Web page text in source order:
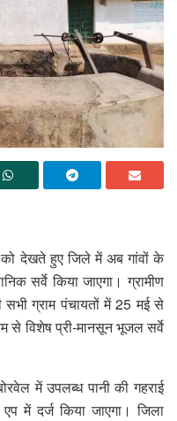
को देखते हुए जिले में अब गांवों के
सर्वे किया जाएगा। ग्रामीण
सभी ग्राम पंचायतों में 25 मई से
से विशेष प्री-मानसून भूजल सर्वे
में उपलब्ध पानी की गहराई
में दर्ज किया जाएगा। जिला